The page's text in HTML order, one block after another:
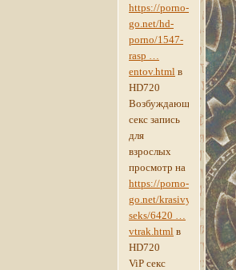
https://porno-
go.net/hd-
porno/1547-
rasp …
entov.html в
HD720
Возбуждающее
секс запись
для
взрослых
просмотр на
https://porno-
go.net/krasivyy-
seks/6420 …
vtrak.html в
HD720
ViP секс